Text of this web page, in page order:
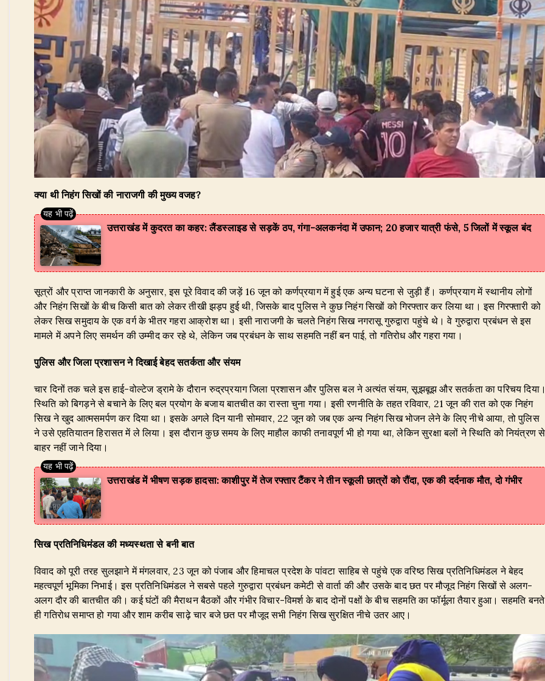
क्या थी निहंग सिखों की नाराजगी की मुख्य वजह?
उत्तराखंड में कुदरत का कहर: लैंडस्लाइड से सड़कें ठप, गंगा-अलकनंदा में उफान; 20 हजार यात्री फंसे, 5 जिलों में स्कूल बंद
​सूत्रों और प्राप्त जानकारी के अनुसार, इस पूरे विवाद की जड़ें 16 जून को कर्णप्रयाग में हुई एक अन्य घटना से जुड़ी हैं। कर्णप्रयाग में स्थानीय लोगों
और निहंग सिखों के बीच किसी बात को लेकर तीखी झड़प हुई थी, जिसके बाद पुलिस ने कुछ निहंग सिखों को गिरफ्तार कर लिया था। इस गिरफ्तारी को
लेकर सिख समुदाय के एक वर्ग के भीतर गहरा आक्रोश था। इसी नाराजगी के चलते निहंग सिख नगरासू गुरुद्वारा पहुंचे थे। वे गुरुद्वारा प्रबंधन से इस
मामले में अपने लिए समर्थन की उम्मीद कर रहे थे, लेकिन जब प्रबंधन के साथ सहमति नहीं बन पाई, तो गतिरोध और गहरा गया।
पुलिस और जिला प्रशासन ने दिखाई बेहद सतर्कता और संयम
​चार दिनों तक चले इस हाई-वोल्टेज ड्रामे के दौरान रुद्रप्रयाग जिला प्रशासन और पुलिस बल ने अत्यंत संयम, सूझबूझ और सतर्कता का परिचय
स्थिति को बिगड़ने से बचाने के लिए बल प्रयोग के बजाय बातचीत का रास्ता चुना गया। इसी रणनीति के तहत रविवार, 21 जून की रात को एक निहंग
सिख ने खुद आत्मसमर्पण कर दिया था। इसके अगले दिन यानी सोमवार, 22 जून को जब एक अन्य निहंग सिख भोजन लेने के लिए नीचे आया, तो पुलिस
ने उसे एहतियातन हिरासत में ले लिया। इस दौरान कुछ समय के लिए माहौल काफी तनावपूर्ण भी हो गया था, लेकिन सुरक्षा बलों ने स्थिति को नियंत्रण से
बाहर नहीं जाने दिया।
उत्तराखंड में भीषण सड़क हादसा: काशीपुर में तेज रफ्तार टैंकर ने तीन स्कूली छात्रों को रौंदा, एक की दर्दनाक मौत, दो गंभीर
सिख प्रतिनिधिमंडल की मध्यस्थता से बनी बात
​विवाद को पूरी तरह सुलझाने में मंगलवार, 23 जून को पंजाब और हिमाचल प्रदेश के पांवटा साहिब से पहुंचे एक वरिष्ठ सिख प्रतिनिधिमंडल ने बेहद
महत्वपूर्ण भूमिका निभाई। इस प्रतिनिधिमंडल ने सबसे पहले गुरुद्वारा प्रबंधन कमेटी से वार्ता की और उसके बाद छत पर मौजूद निहंग सिखों से अलग-
अलग दौर की बातचीत की। कई घंटों की मैराथन बैठकों और गंभीर विचार-विमर्श के बाद दोनों पक्षों के बीच सहमति का फॉर्मूला तैयार हुआ। सहमति बनते
ही गतिरोध समाप्त हो गया और शाम करीब साढ़े चार बजे छत पर मौजूद सभी निहंग सिख सुरक्षित नीचे उतर आए।